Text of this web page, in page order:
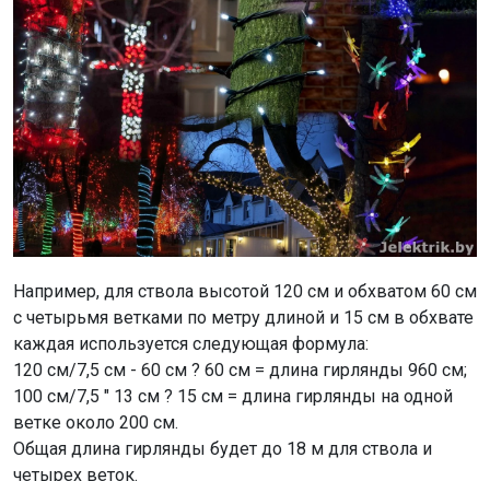
Например, для ствола высотой 120 см и обхватом 60 см
с четырьмя ветками по метру длиной и 15 см в обхвате
каждая используется следующая формула:
120 см/7,5 см - 60 см ? 60 см = длина гирлянды 960 см;
100 см/7,5 " 13 см ? 15 см = длина гирлянды на одной
ветке около 200 см.
Общая длина гирлянды будет до 18 м для ствола и
четырех веток.